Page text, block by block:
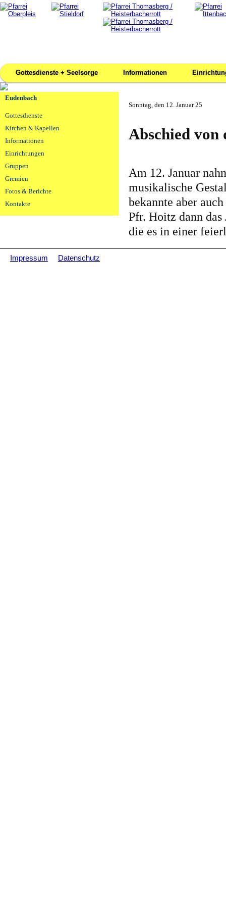
Gottesdienste + Seelsorge Informationen
Eudenbach
Gottesdienste
Kirchen & Kapellen
Informationen
Einrichtungen
Gruppen
Gremien
Fotos & Berichte
Kontakte
Sonntag, den 12. Januar 25
Abschied
Am 12. Januar
musikalische
bekannte aber
Pfr. Hoitz dann
die es in einer
Impressum Datenschutz